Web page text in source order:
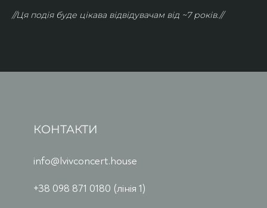
//Ця подія буде цікава відвідувачам від ~7 років.//
КОНТАКТИ
info@lvivconcert.house
+38 098 871 0180 (лінія 1)